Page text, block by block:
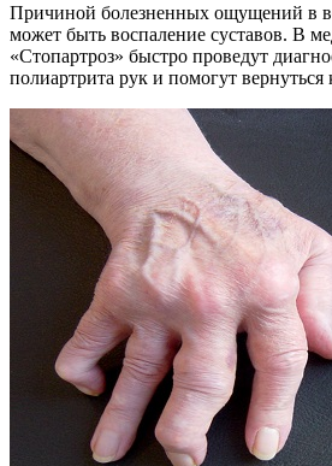
Причиной болезненных ощущений в
может быть воспаление суставов. В
«Стопартроз» быстро проведут
полиартрита рук и помогут